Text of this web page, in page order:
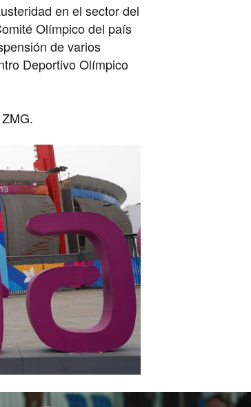
en el sector del
Olímpico del país
de varios
Deportivo Olímpico